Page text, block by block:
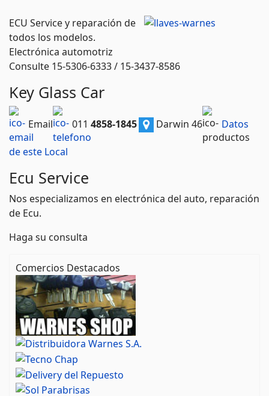
ECU Service y reparación de
todos los modelos.
Electrónica automotriz
Consulte 15-5306-6333 / 15-3437-8586
Key Glass Car
Email 011 4858-1845 Darwin 46 Datos
de este Local
Ecu Service
Nos especializamos en electrónica del auto, reparación
de Ecu.
Haga su consulta
Comercios Destacados